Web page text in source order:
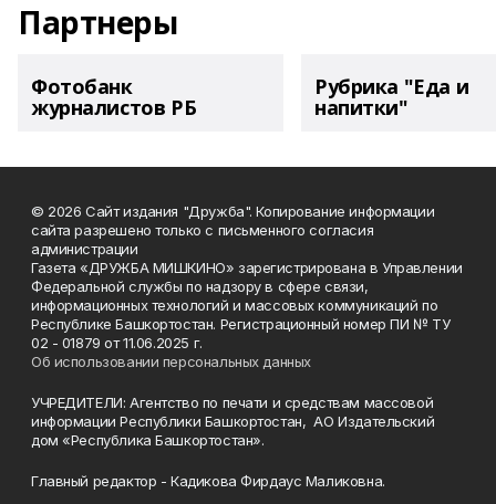
Партнеры
Фотобанк
журналистов РБ
Рубрика "Еда и
напитки"
© 2026 Сайт издания "Дружба". Копирование информации
сайта разрешено только с письменного согласия
администрации
Газета «ДРУЖБА МИШКИНО» зарегистрирована в Управлении
Федеральной службы по надзору в сфере связи,
информационных технологий и массовых коммуникаций по
Республике Башкортостан. Регистрационный номер ПИ № ТУ
02 - 01879 от 11.06.2025 г.
Об использовании персональных данных
УЧРЕДИТЕЛИ: Агентство по печати и средствам массовой
информации Республики Башкортостан, АО Издательский
дом «Республика Башкортостан».
Главный редактор - Кадикова Фирдаус Маликовна.